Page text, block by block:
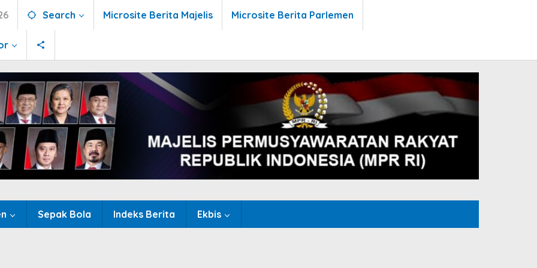
Search Microsite Berita Majelis Microsite Berita Parlemen
Sepak Bola Indeks Berita Ekbis